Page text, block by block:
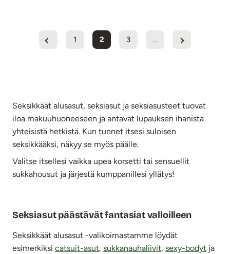
1 2 3 ...
Seksikkäät alusasut, seksiasut ja seksiasusteet tuovat
iloa makuuhuoneeseen ja antavat lupauksen ihanista
yhteisistä hetkistä. Kun tunnet itsesi suloisen
seksikkääksi, näkyy se myös päälle.
Valitse itsellesi vaikka upea korsetti tai sensuellit
sukkahousut ja järjestä kumppanillesi yllätys!
Seksiasut päästävät fantasiat valloilleen
Seksikkäät alusasut -valikoimastamme löydät
esimerkiksi catsuit-asut, sukkanauhaliivit, sexy-bodyt ja